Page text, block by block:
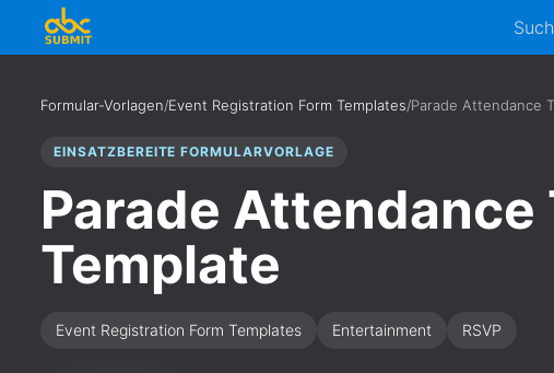
Formular-Vorlagen/Event Registration Form Templates/Parade Attendance
EINSATZBEREITE FORMULARVORLAGE
Parade Attendance
Template
Event Registration Form Templates Entertainment RSVP